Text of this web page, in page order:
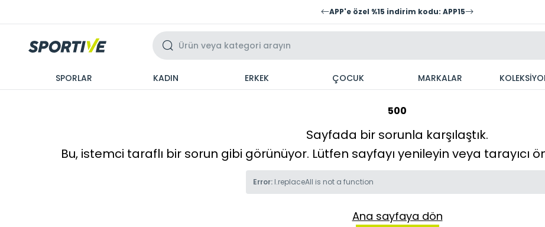
APP'e özel %15 indirim kodu: APP15
SPORLAR KADIN ERKEK ÇOCUK MARKALAR
500
Sayfada bir sorunla karşılaştık.
Bu, istemci taraflı bir sorun gibi görünüyor. Lütfen sayfayı yenileyin veya tarayıcı
Error: l.replaceAll is not a function
Ana sayfaya dön